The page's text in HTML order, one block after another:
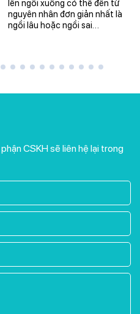
lên ngồi xuống có thể đến từ
nguyên nhân đơn giản nhất là
ngồi lâu hoặc ngồi sai…
CSKH sẽ liên hệ lại trong